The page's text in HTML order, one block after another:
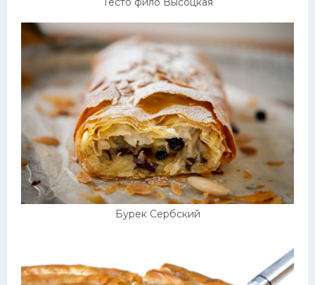
Бурек Сербский